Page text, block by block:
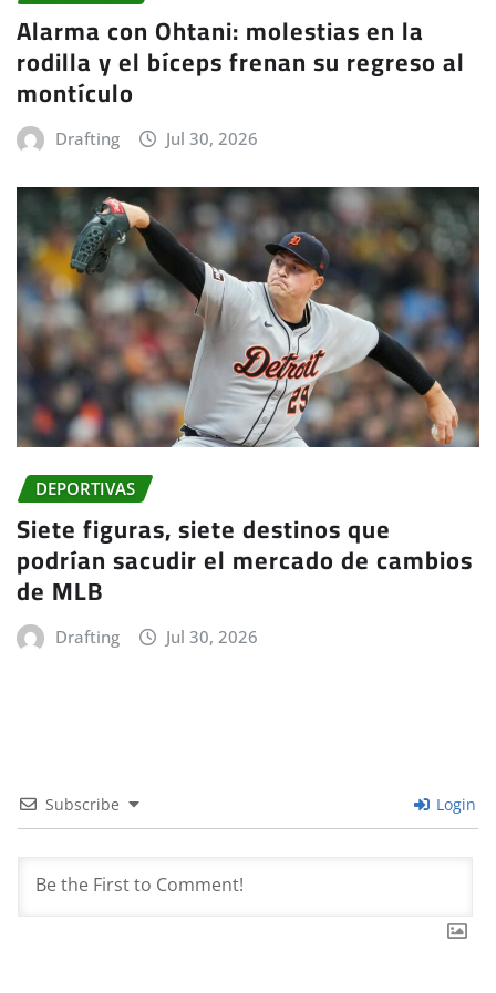
Alarma con Ohtani: molestias en la
rodilla y el bíceps frenan su regreso al
montículo
Drafting Jul 30, 2026
DEPORTIVAS
Siete figuras, siete destinos que
podrían sacudir el mercado de cambios
de MLB
Drafting Jul 30, 2026
Subscribe Login